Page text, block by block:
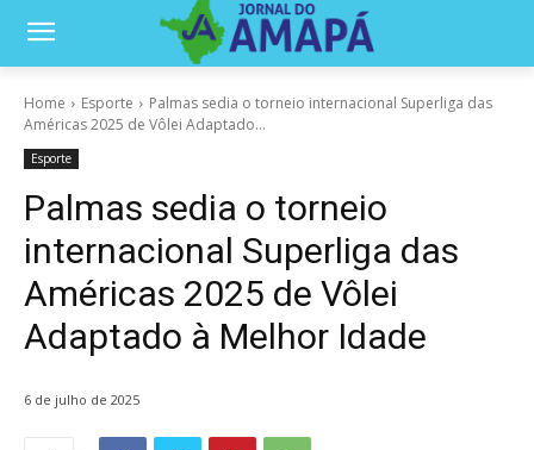
Home Esporte
Palmas sedia o torneio internacional Superliga das
Américas 2025 de Vôlei Adaptado...
Esporte
Palmas sedia o torneio
internacional Superliga das
Américas 2025 de Vôlei
Adaptado à Melhor Idade
6 de julho de 2025